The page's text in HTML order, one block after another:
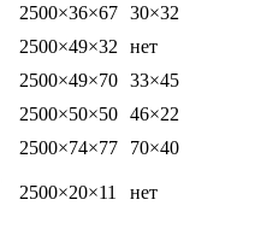
2500×36×67 30×32
2500×49×32
нет
2500×49×70 33×45
2500×50×50 46×22
2500×74×77 70×40
2500×20×11 нет